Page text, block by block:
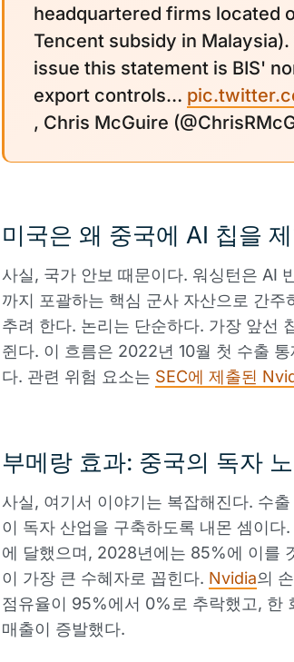
headquartered firms located
Tencent subsidy in
issue this statement is BIS'
export controls…
, Chris McGuire
미국은 왜 중국에 AI 칩을
사실, 국가 안보 때문이다. 워싱턴은 AI
까지 포괄하는 핵심 군사 자산으로 간
추려 한다. 논리는 단순하다. 가장 앞선
쥔다. 이 흐름은 2022년 10월 첫 수출
다. 관련 위험 요소는 SEC에 제출된
부메랑 효과: 중국의 독자
사실, 여기서 이야기는 복잡해진다. 수
이 독자 산업을 구축하도록 내몬 셈이
에 달했으며, 2028년에는 85%에 이를
이 가장 큰 수혜자로 꼽힌다. Nvidia의
점유율이 95%에서 0%로 추락했고, 한
매출이 증발했다.